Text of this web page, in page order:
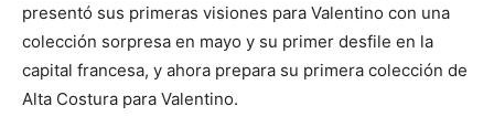
presentó sus primeras visiones para Valentino con una
colección sorpresa en mayo y su primer desfile en la
capital francesa, y ahora prepara su primera colección de
Alta Costura para Valentino.